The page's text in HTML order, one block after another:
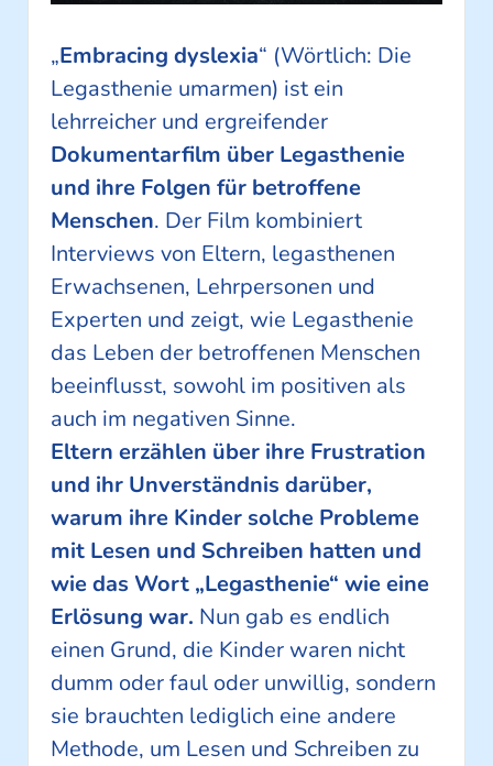
„Embracing dyslexia“ (Wörtlich: Die
Legasthenie umarmen) ist ein
lehrreicher und ergreifender
Dokumentarfilm über Legasthenie
und ihre Folgen für betroffene
Menschen. Der Film kombiniert
Interviews von Eltern, legasthenen
Erwachsenen, Lehrpersonen und
Experten und zeigt, wie Legasthenie
das Leben der betroffenen Menschen
beeinflusst, sowohl im positiven als
auch im negativen Sinne.
Eltern erzählen über ihre Frustration
und ihr Unverständnis darüber,
warum ihre Kinder solche Probleme
mit Lesen und Schreiben hatten und
wie das Wort „Legasthenie“ wie eine
Erlösung war. Nun gab es endlich
einen Grund, die Kinder waren nicht
dumm oder faul oder unwillig, sondern
sie brauchten lediglich eine andere
Methode, um Lesen und Schreiben zu